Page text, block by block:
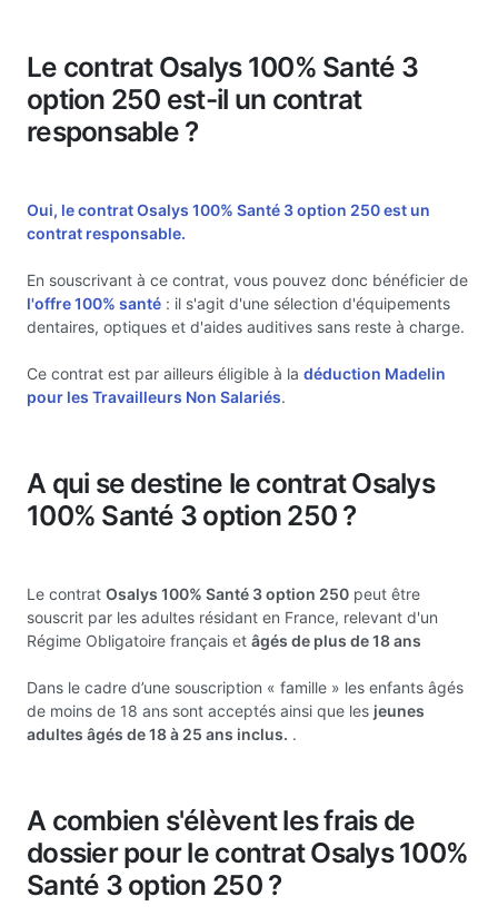
Le contrat Osalys 100% Santé 3
option 250 est-il un contrat
responsable ?
Oui, le contrat Osalys 100% Santé 3 option 250 est un
contrat responsable.
En souscrivant à ce contrat, vous pouvez donc bénéficier de
l'offre 100% santé : il s'agit d'une sélection d'équipements
dentaires, optiques et d'aides auditives sans reste à charge.
Ce contrat est par ailleurs éligible à la déduction Madelin
pour les Travailleurs Non Salariés.
A qui se destine le contrat Osalys
100% Santé 3 option 250 ?
Le contrat Osalys 100% Santé 3 option 250 peut être
souscrit par les adultes résidant en France, relevant d'un
Régime Obligatoire français et âgés de plus de 18 ans
Dans le cadre d’une souscription « famille » les enfants âgés
de moins de 18 ans sont acceptés ainsi que les jeunes
adultes âgés de 18 à 25 ans inclus. .
A combien s'élèvent les frais de
dossier pour le contrat Osalys 100%
Santé 3 option 250 ?